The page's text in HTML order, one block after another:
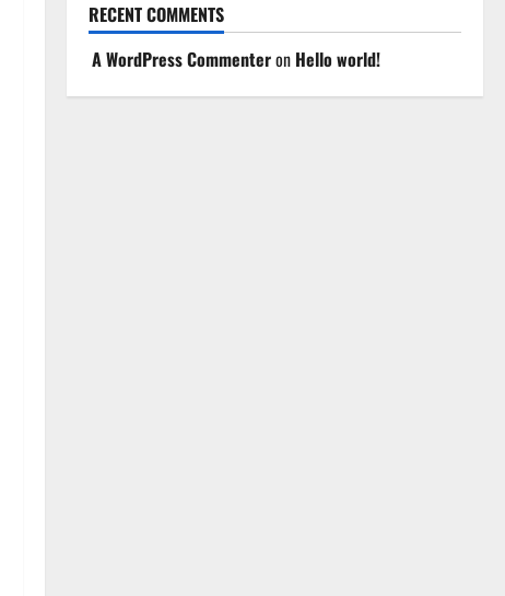
RECENT COMMENTS
A WordPress Commenteron Hello world!